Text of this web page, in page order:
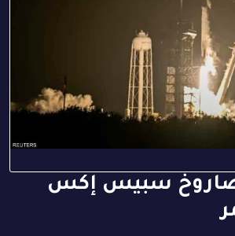
سبيس إكس